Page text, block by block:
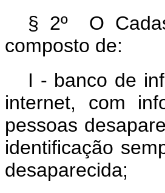
§ 2º O
composto de:
I - banco de
internet, com
pessoas
identificação
desaparecida;